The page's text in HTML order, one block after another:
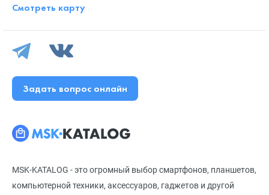
MSK-KATALOG - это огромный выбор смартфонов, планшетов,
компьютерной техники, аксессуаров, гаджетов и другой
Смотреть карту
Задать вопрос онлайн